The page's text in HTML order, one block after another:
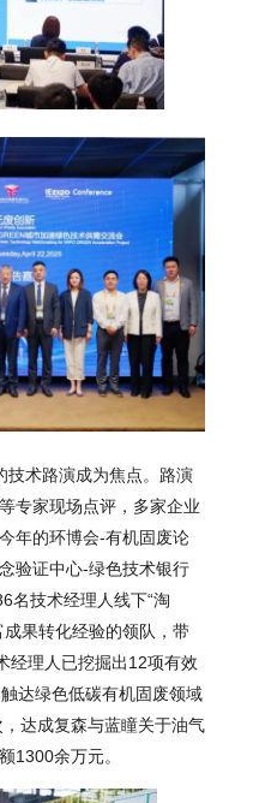
技术路演成为焦点。路演
专家现场点评，多家企业
年的环博会-有机固废论
验证中心-绿色技术银行
名技术经理人线下“淘
果转化经验的领队，带
经理人已挖掘出12项有效
达绿色低碳有机固废领域
达成复森与蓝瞳关于油气
1300余万元。